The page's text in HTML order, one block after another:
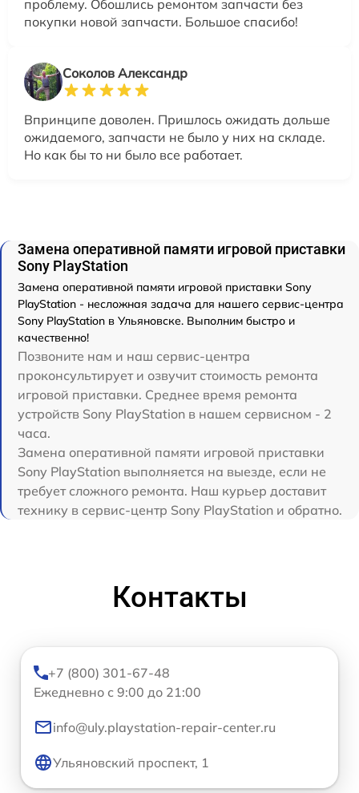
проблему. Обошлись ремонтом запчасти без
покупки новой запчасти. Большое спасибо!
Соколов Александр
Впринципе доволен. Пришлось ожидать дольше
ожидаемого, запчасти не было у них на складе.
Но как бы то ни было все работает.
Замена оперативной памяти игровой приставки
Sony PlayStation
Замена оперативной памяти игровой приставки Sony
PlayStation - несложная задача для нашего сервис-центра
Sony PlayStation в Ульяновске. Выполним быстро и
качественно!
Позвоните нам и наш сервис-центра
проконсультирует и озвучит стоимость ремонта
игровой приставки. Среднее время ремонта
устройств Sony PlayStation в нашем сервисном - 2
часа.
Замена оперативной памяти игровой приставки
Sony PlayStation выполняется на выезде, если не
требует сложного ремонта. Наш курьер доставит
технику в сервис-центр Sony PlayStation и обратно.
Контакты
+7 (800) 301-67-48
Ежедневно с 9:00 до 21:00
info@uly.playstation-repair-center.ru
Ульяновский проспект, 1